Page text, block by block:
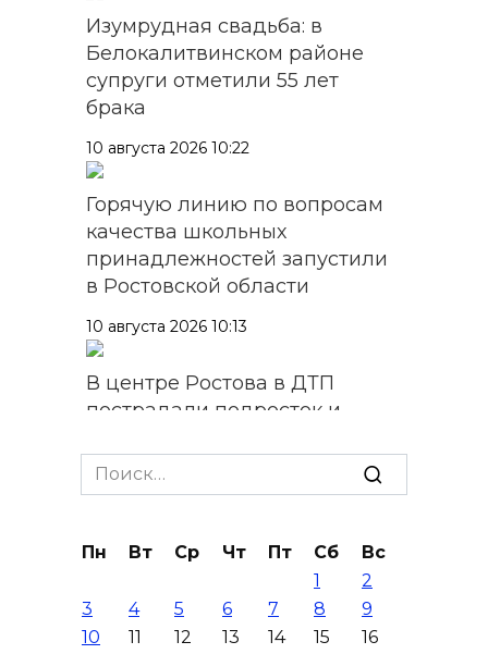
Изумрудная свадьба: в
Белокалитвинском районе
супруги отметили 55 лет
брака
10 августа 2026 10:22
Горячую линию по вопросам
качества школьных
принадлежностей запустили
в Ростовской области
10 августа 2026 10:13
В центре Ростова в ДТП
пострадали подросток и
10 августа 2026 09:54
мужчина, нуждающийся в
10 августа 2026 09:48
Search
for:
Пн Вт Ср Чт Пт Сб
Вс
1
2
3
4 5 6 7 8
9
10
11 12 13 14 15 16